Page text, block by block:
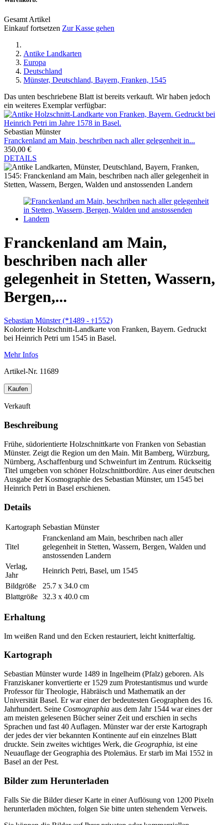
Gesamt Artikel
Einkauf fortsetzen Zur Kasse gehen
Antike Landkarten
Europa
Deutschland
Münster, Deutschland, Bayern, Franken, 1545
Das unten beschriebene Blatt ist bereits verkauft. Wir haben jedoch
ein weiteres Exemplar verfügbar:
Sebastian Münster
Franckenland am Main, beschriben nach aller gelegenheit in...
350,00 €
DETAILS
Franckenland am Main,
beschriben nach aller
gelegenheit in Stetten, Wassern,
Bergen,...
Sebastian Münster (*1489 - †1552)
Kolorierte Holzschnitt-Landkarte von Franken, Bayern. Gedruckt
bei Heinrich Petri um 1545 in Basel.
Mehr Infos
Artikel-Nr. 11689
Kaufen
Verkauft
Beschreibung
Frühe, südorientierte Holzschnittkarte von Franken von Sebastian
Münster. Zeigt die Region um den Main. Mit Bamberg, Würzburg,
Nürnberg, Aschaffenburg und Schweinfurt im Zentrum. Rückseitig
Titel umgeben von schöner Holzschnittbordüre. Aus einer deutschen
Ausgabe der Kosmographie des Sebastian Münster, um 1545 bei
Heinrich Petri in Basel erschienen.
Details
Kartograph Sebastian Münster
Titel
Franckenland am Main, beschriben nach aller
gelegenheit in Stetten, Wassern, Bergen, Walden und
anstossenden Landern
Verlag,
Jahr
Heinrich Petri, Basel, um 1545
Bildgröße
25.7 x 34.0 cm
Blattgröße 32.3 x 40.0 cm
Erhaltung
Im weißen Rand und den Ecken restauriert, leicht knitterfaltig.
Kartograph
Sebastian Münster wurde 1489 in Ingelheim (Pfalz) geboren. Als
Franziskaner konvertierte er 1529 zum Protestantismus und wurde
Professor für Theologie, Häbräisch und Mathematik an der
Universität Basel. Er war einer der bedeutesten Geographen des 16.
Jahrhundert. Seine Cosmographia aus dem Jahr 1544 war eines der
am meisten gelesenen Bücher seiner Zeit und erschien in sechs
Sprachen und fast 40 Auflagen. Münster war der erste Kartograph
der jedes der vier bekannten Kontinente auf ein einzelnes Blatt
druckte. Sein zweites wichtiges Werk, die Geographia, ist eine
Neuauflage der Geographia des Ptolemäus. Er starb im Mai 1552 in
Basel an der Pest.
Bilder zum Herunterladen
Falls Sie die Bilder dieser Karte in einer Auflösung von 1200 Pixeln
herunterladen möchten, folgen Sie bitte unten stehendem Verweis.